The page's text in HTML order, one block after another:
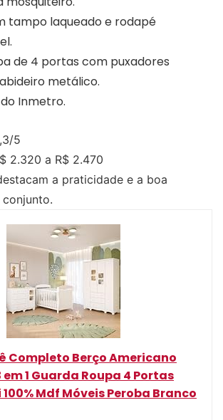
tampo laqueado e rodapé
de 4 portas com puxadores
metálico.
Inmetro.
5
2.320 a R$ 2.470
a praticidade e a boa
Completo Berço Americano
1 Guarda Roupa 4 Portas
Mdf Móveis Peroba Branco